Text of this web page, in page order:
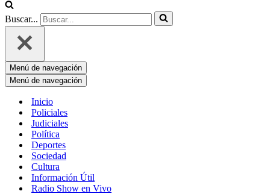
Buscar...
Menú de navegación
Menú de navegación
Inicio
Policiales
Judiciales
Política
Deportes
Sociedad
Cultura
Información Útil
Radio Show en Vivo